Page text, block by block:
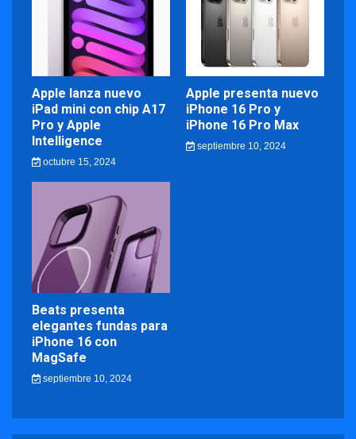
Apple lanza nuevo
iPad mini con chip A17
Pro y Apple
Intelligence
octubre 15, 2024
Apple presenta nuevo
iPhone 16 Pro y
iPhone 16 Pro Max
septiembre 10, 2024
Beats presenta
elegantes fundas para
iPhone 16 con
MagSafe
septiembre 10, 2024